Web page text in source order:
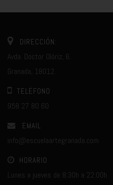
DIRECCIÓN:
Avda. Doctor Olóriz, 6.
Granada, 18012.
TELÉFONO
958 27 80 60
EMAIL
info@escuelaartegranada.com
HORARIO
Lunes a jueves de 8:30h a 22:00h